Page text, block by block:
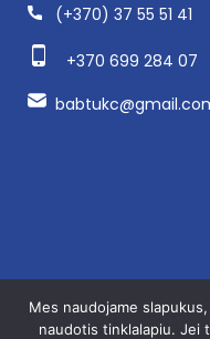
(+370) 37 55 51 41
+370 699 284 07
Mes naudojame
naudotis tinklalapiu. Jei